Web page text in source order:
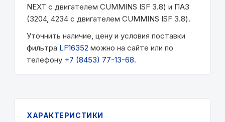
NEXT с двигателем CUMMINS ISF 3.8) и ПАЗ
(3204, 4234 с двигателем CUMMINS ISF 3.8).
Уточнить наличие, цену и условия поставки
фильтра LF16352 можно на сайте или по
телефону +7 (8453) 77-13-68.
ХАРАКТЕРИСТИКИ